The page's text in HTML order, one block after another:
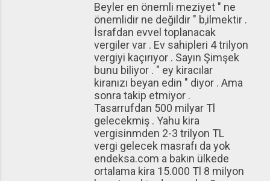
Beyler en önemli meziyet " ne
önemlidir ne değildir " b,ilmektir .
İsrafdan evvel toplanacak
vergiler var . Ev sahipleri 4 trilyon
vergiyi kaçırıyor . Sayın Şimşek
bunu biliyor . " ey kiracılar
kiranızı beyan edin " diyor . Ama
sonra takip etmiyor .
Tasarrufdan 500 milyar Tl
gelecekmiş . Yahu kira
vergisinmden 2-3 trilyon TL
vergi gelecek masrafı da yok
endeksa.com a bakın ülkede
ortalama kira 15.000 Tl 8 milyon